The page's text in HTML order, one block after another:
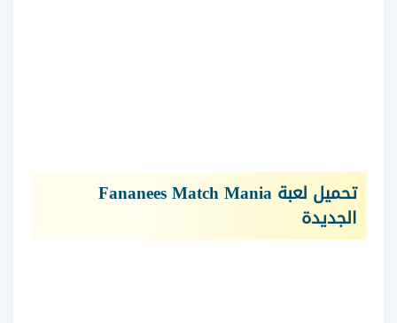
تحميل لعبة Fananees Match Mania
الجديدة